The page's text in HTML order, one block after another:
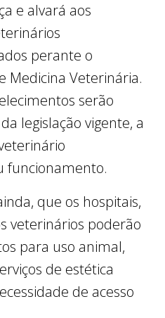
e alvará aos
perante o
Medicina Veterinária.
serão
legislação vigente, a
funcionamento.
que os hospitais,
veterinários poderão
para uso animal,
de estética
de acesso